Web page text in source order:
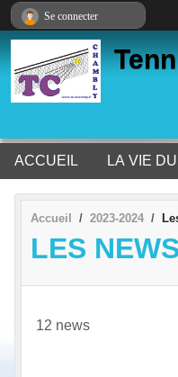
ACCUEIL LA VIE
Accueil 2023-2024
LES NEWS
12 news
Se connecter
Panneau de gestion des